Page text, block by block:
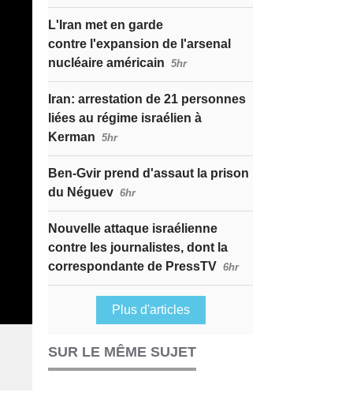
L'Iran met en garde
contre l'expansion de l'arsenal
nucléaire américain 5hr
Iran: arrestation de 21 personnes
liées au régime israélien à
Kerman 5hr
Ben-Gvir prend d'assaut la prison
du Néguev 6hr
Nouvelle attaque israélienne
contre les journalistes, dont la
correspondante de PressTV 6hr
Plus d'articles
SUR LE MÊME SUJET